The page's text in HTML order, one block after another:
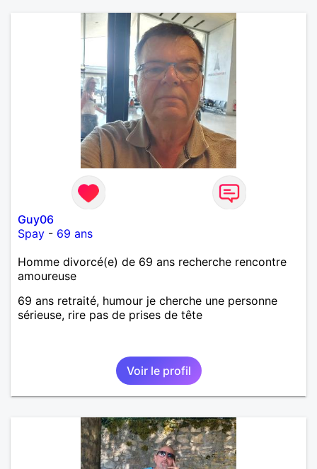
Guy06
Spay - 69 ans
Homme divorcé(e) de 69 ans recherche rencontre
amoureuse
69 ans retraité, humour je cherche une personne
sérieuse, rire pas de prises de tête
Voir le profil